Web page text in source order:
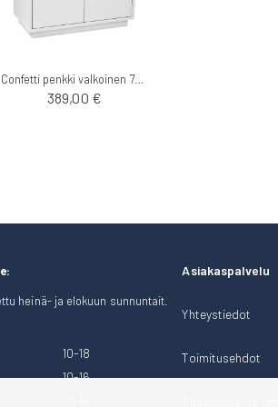
Confetti penkki valkoinen 70cm
389,00 €
heinä- ja elokuun sunnuntait.
10-18
10-16
Asiakaspalvelu
Yhteystiedot
Toimitusehdot